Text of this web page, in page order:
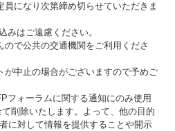
になり次第締め切らせていただきま
みはご遠慮ください。
で公共の交通機関をご利用くださ
が中止の場合がございますので予めご
フォーラムに関する通知にのみ使用
削除いたします。よって、他の目的
に対して情報を提供することや開示